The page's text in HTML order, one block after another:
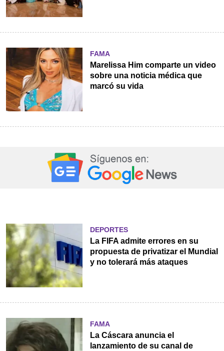
FAMA
Marelissa Him comparte un video
sobre una noticia médica que
marcó su vida
DEPORTES
La FIFA admite errores en su
propuesta de privatizar el Mundial
y no tolerará más ataques
FAMA
La Cáscara anuncia el
lanzamiento de su canal de